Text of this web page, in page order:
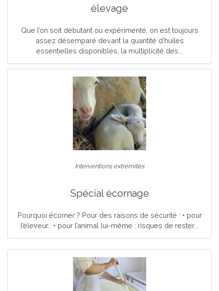
élevage
Que l’on soit débutant ou expérimenté, on est toujours
assez désemparé devant la quantité d’huiles
essentielles disponibles, la multiplicité des...
Interventions extrémités
Spécial écornage
Pourquoi écorner ? Pour des raisons de sécurité : • pour
l’éleveur, • pour l’animal lui-même : risques de rester...